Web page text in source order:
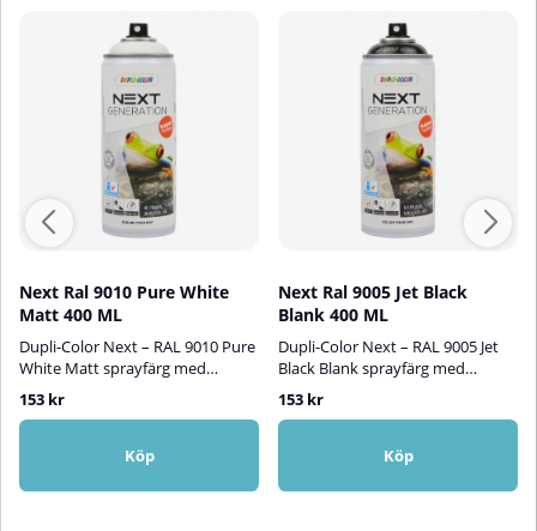
Next Ral 9010 Pure White
Matt 400 ML
Dupli-Color Next – RAL 9010 Pure
White Matt sprayfärg med
professionellt resultatDupli-Color
Next RAL 9010 Pure White Matt
är en högkvalitativ sprayfärg med
en elegant, helmatt vit finish.
RAL 9010 (Ren vit) och ger ett
153 kr
Köp
Next Ral 9005 Jet Black
Blank 400 ML
Dupli-Color Next – RAL 9005 Jet
Black Blank sprayfärg med
professionellt resultatDupli-Color
Next RAL 9005 Jet Black Blank är
en högkvalitativ sprayfärg som
kombinerar den djupaste svarta
finish. RAL 9005 (Jet Black) är
153 kr
Köp